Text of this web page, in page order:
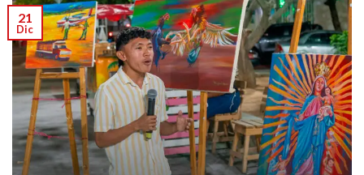
21
Dic